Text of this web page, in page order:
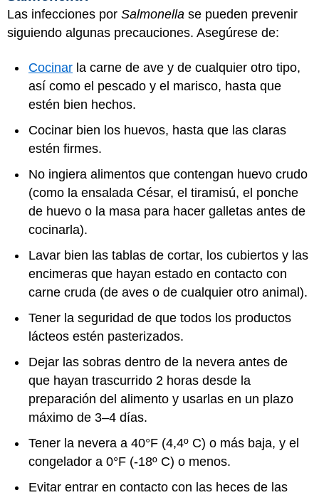
Las infecciones por Salmonella se pueden prevenir
siguiendo algunas precauciones. Asegúrese de:
Cocinar la carne de ave y de cualquier otro tipo,
así como el pescado y el marisco, hasta que
estén bien hechos.
Cocinar bien los huevos, hasta que las claras
estén firmes.
No ingiera alimentos que contengan huevo crudo
(como la ensalada César, el tiramisú, el ponche
de huevo o la masa para hacer galletas antes de
cocinarla).
Lavar bien las tablas de cortar, los cubiertos y las
encimeras que hayan estado en contacto con
carne cruda (de aves o de cualquier otro animal).
Tener la seguridad de que todos los productos
lácteos estén pasterizados.
Dejar las sobras dentro de la nevera antes de
que hayan trascurrido 2 horas desde la
preparación del alimento y usarlas en un plazo
máximo de 3–4 días.
Tener la nevera a 40°F (4,4º C) o más baja, y el
congelador a 0°F (-18º C) o menos.
Evitar entrar en contacto con las heces de las